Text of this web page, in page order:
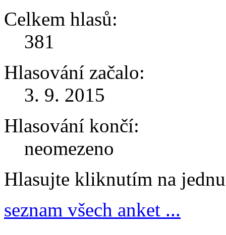
Celkem hlasů:
381
Hlasování začalo:
3. 9. 2015
Hlasování končí:
neomezeno
Hlasujte kliknutím na
seznam všech anket ...